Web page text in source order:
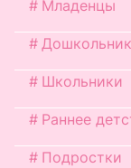
Младенцы
Школьники
Раннее
Подростки